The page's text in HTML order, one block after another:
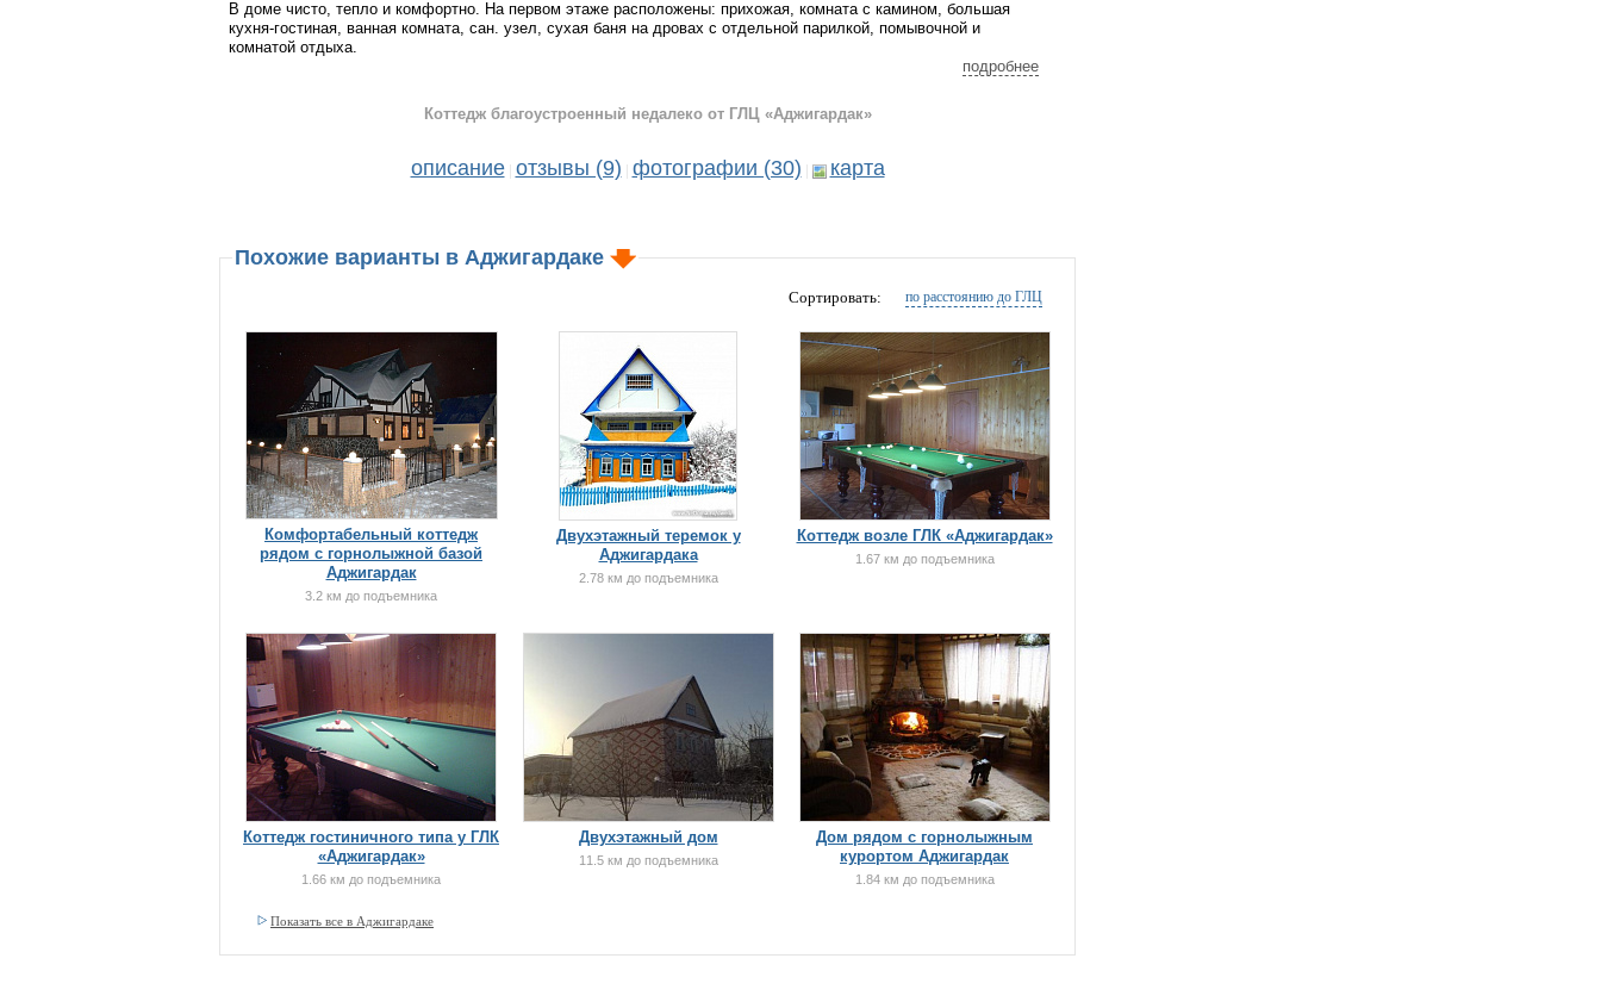
В доме чисто, тепло и комфортно. На первом этаже расположены: прихожая, комната с камином, большая
кухня-гостиная, ванная комната, сан. узел, сухая баня на дровах с отдельной парилкой, помывочной и
комнатой отдыха.
водоснабжение, дубовые и берёзовые веники. Большой двор с мангалом и стоянкой на 5 автомобилей.
подробнее
Коттедж благоустроенный недалеко от ГЛЦ «Аджигардак»
описание отзывы (9) фотографии (30) карта
Похожие варианты в Аджигардаке
по расстоянию до ГЛЦ
Сортировать:
Комфортабельный коттедж
рядом с горнолыжной базой
Аджигардак
3.2 км до подъемника
Двухэтажный теремок у
Аджигардака
2.78 км до подъемника
Коттедж возле ГЛК «Аджигардак»
1.67 км до подъемника
Коттедж гостиничного типа у ГЛК
«Аджигардак»
1.66 км до подъемника
Двухэтажный дом
11.5 км до подъемника
Дом рядом с горнолыжным
курортом Аджигардак
1.84 км до подъемника
Показать все в Аджигардаке